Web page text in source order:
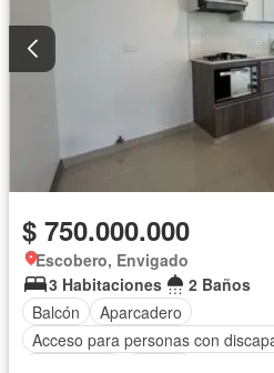
$ 750.000.000
Escobero, Envigado
3 Habitaciones
2 Baños
Balcón
Aparcadero
Acceso para personas con